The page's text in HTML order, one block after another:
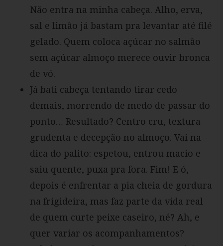
Não entra na minha cabeça. Alho, erva,
sal e limão já bastam pra levantar até filé
gelado. Quem coloca açúcar no salmão
sem açúcar almoço merece ouvir bronca
de vó.
Já bati cabeça tentando tirar cedo
demais, morrendo de medo de passar do
ponto… Resultado? Centro cru, textura
grudenta e decepção no almoço. Vai na
dica do palito: espetou, entrou macio e
saiu quente, puxa pra fora. Fim! E ó,
depois é enfrentar a pia cheia de gordura
na frigideira, mas faz parte da vida real
de quem curte peixe caseiro, né? Ah, e
quer variar os acompanhamentos?